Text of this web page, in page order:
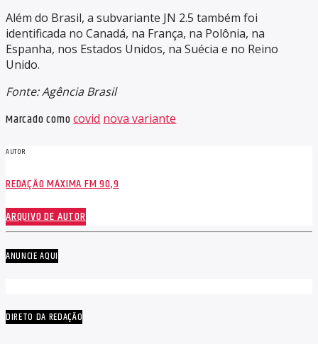
Além do Brasil, a subvariante JN 2.5 também foi
identificada no Canadá, na França, na Polônia, na
Espanha, nos Estados Unidos, na Suécia e no Reino
Unido.
Fonte: Agência Brasil
Marcado comocovid nova variante
AUTOR
REDAÇÃO MÁXIMA FM 90,9
ARQUIVO DE AUTOR
ANUNCIE AQUI
DIRETO DA REDAÇÃO